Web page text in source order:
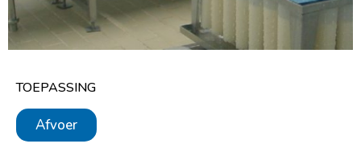
TOEPASSING
Afvoer